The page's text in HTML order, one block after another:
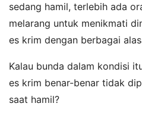
sedang hamil, terlebih ada
melarang untuk menikmati
es krim dengan berbagai
Kalau bunda dalam kondisi
es krim benar-benar tidak
saat hamil?